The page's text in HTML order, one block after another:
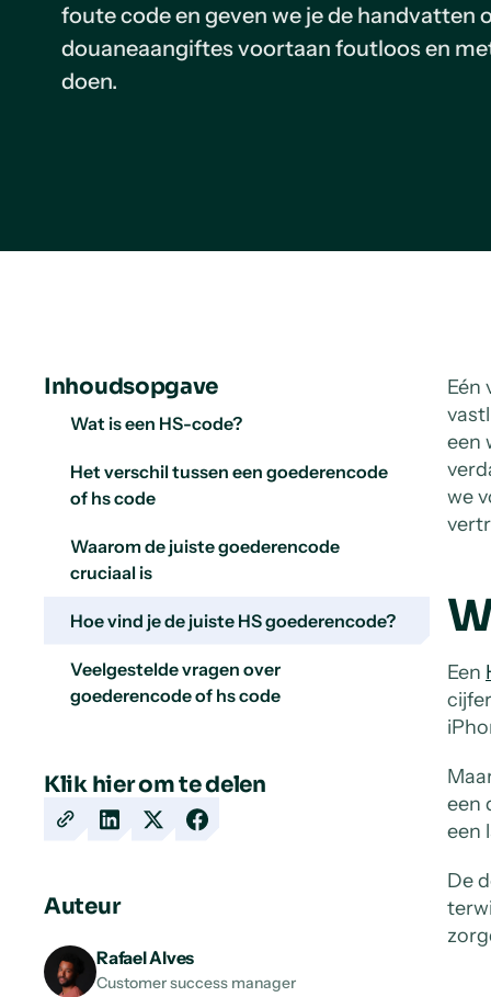
foute code en geven we je de handvatten
douaneaangiftes voortaan foutloos en
doen.
Inhoudsopgave
Wat is een HS-code?
Het verschil tussen een goederencode
of hs code
Waarom de juiste goederencode
cruciaal is
Hoe vind je de juiste HS goederencode?
Veelgestelde vragen over
goederencode of hs code
Klik hier om te delen
CopyShareShareShare
Auteur
Rafael Alves
Customer success manager
Eén
een
we
Een
een
een
De